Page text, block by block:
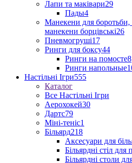
Лапи та маківари29
Пады4
Манекени для
манекени борцівські26
Пневмогруші17
Ринги для боксу44
Ринги на помосте8
Ринги напольные
Настільні Ігри555
Каталог
Все Настільні Ігри
Аерохокей30
Дартс79
Міні-теніс1
Більярд218
Аксесуари для
Більярдні стіл для
Більярдні столи